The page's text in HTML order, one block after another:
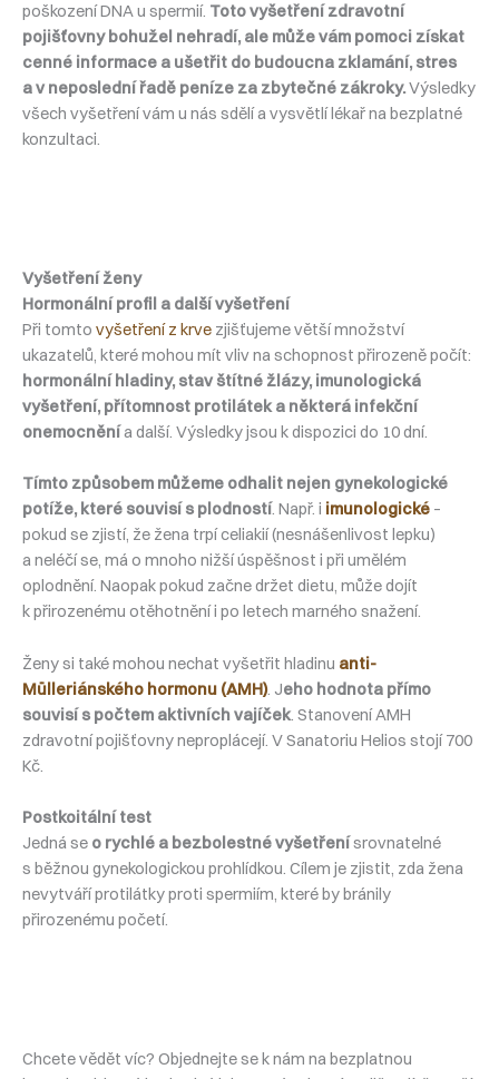
poškození DNA u spermií. Toto vyšetření zdravotní
pojišťovny bohužel nehradí, ale může vám pomoci získat
cenné informace a ušetřit do budoucna zklamání, stres
a v neposlední řadě peníze za zbytečné zákroky.Výsledky
všech vyšetření vám u nás sdělí a vysvětlí lékař na bezplatné
konzultaci.
Vyšetření ženy
Hormonální profil a další vyšetření
Při tomto vyšetření z krve zjišťujeme větší množství
ukazatelů, které mohou mít vliv na schopnost přirozeně počít:
hormonální hladiny, stav štítné žlázy, imunologická
vyšetření, přítomnost protilátek a některá infekční
onemocněnía další. Výsledky jsou k dispozici do 10 dní.
Tímto způsobem můžeme odhalit nejen gynekologické
potíže, které souvisí s plodností. Např. i imunologické –
pokud se zjistí, že žena trpí celiakií (nesnášenlivost lepku)
a neléčí se, má o mnoho nižší úspěšnost i při umělém
oplodnění. Naopak pokud začne držet dietu, může dojít
k přirozenému otěhotnění i po letech marného snažení.
Ženy si také mohou nechat vyšetřit hladinu anti-
Mülleriánského hormonu (AMH). Jeho hodnota přímo
souvisí s počtem aktivních vajíček. Stanovení AMH
zdravotní pojišťovny neproplácejí. V Sanatoriu Helios stojí 700
Kč.
Postkoitální test
Jedná se o rychlé a bezbolestné vyšetřenísrovnatelné
s běžnou gynekologickou prohlídkou. Cílem je zjistit, zda žena
nevytváří protilátky proti spermiím, které by bránily
přirozenému početí.
Chcete vědět víc? Objednejte se k nám na bezplatnou